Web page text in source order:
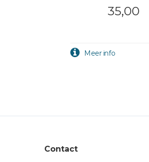
PAKK
35,00
Contact